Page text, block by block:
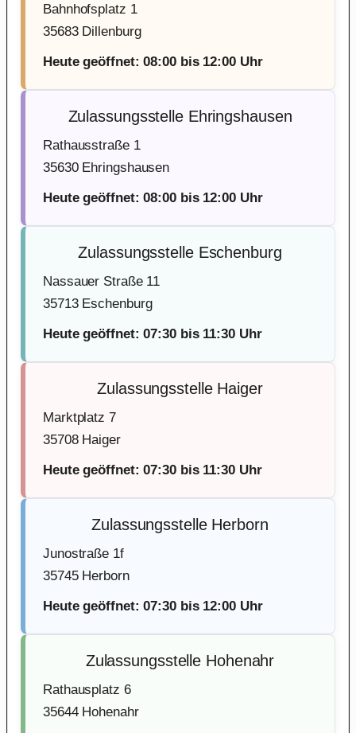
Bahnhofsplatz 1
35683 Dillenburg
Heute geöffnet: 08:00 bis 12:00 Uhr
Zulassungsstelle Ehringshausen
Rathausstraße 1
35630 Ehringshausen
Heute geöffnet: 08:00 bis 12:00 Uhr
Zulassungsstelle Eschenburg
Nassauer Straße 11
35713 Eschenburg
Heute geöffnet: 07:30 bis 11:30 Uhr
Zulassungsstelle Haiger
Marktplatz 7
35708 Haiger
Heute geöffnet: 07:30 bis 11:30 Uhr
Zulassungsstelle Herborn
Junostraße 1f
35745 Herborn
Heute geöffnet: 07:30 bis 12:00 Uhr
Zulassungsstelle Hohenahr
Rathausplatz 6
35644 Hohenahr